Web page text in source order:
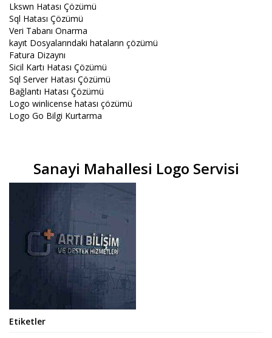
Lkswn Hatası Çözümü
Sql Hatası Çözümü
Veri Tabanı Onarma
kayıt Dosyalarındaki hataların çözümü
Fatura Dizaynı
Sicil Kartı Hatası Çözümü
Sql Server Hatası Çözümü
Bağlantı Hatası Çözümü
Logo winlicense hatası çözümü
Logo Go Bilgi Kurtarma
Sanayi Mahallesi Logo Servisi
Etiketler